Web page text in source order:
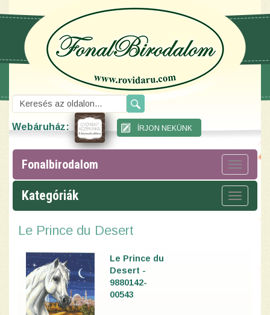
Webáruház:
Toggle
Fonalbirodalom
Toggle
Kategóriák
Le Prince du Desert
Le Prince du
Desert -
9880142-
00543